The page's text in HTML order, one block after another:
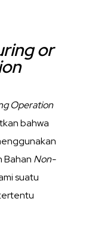
or
Operation
bahwa
Bahan Non-
suatu